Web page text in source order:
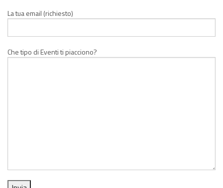
La tua email (richiesto)
Che tipo di Eventi ti piacciono?